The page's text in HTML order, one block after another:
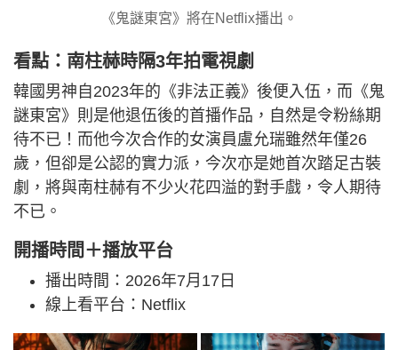
《鬼謎東宮》將在Netflix播出。
看點：南柱赫時隔3年拍電視劇
韓國男神自2023年的《非法正義》後便入伍，而《鬼
謎東宮》則是他退伍後的首播作品，自然是令粉絲期
待不已！而他今次合作的女演員盧允瑞雖然年僅26
歲，但卻是公認的實力派，今次亦是她首次踏足古裝
劇，將與南柱赫有不少火花四溢的對手戲，令人期待
不已。
開播時間＋播放平台
播出時間：2026年7月17日
線上看平台：Netflix